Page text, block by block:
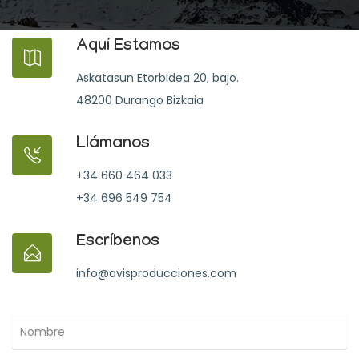
Aquí Estamos
Askatasun Etorbidea 20, bajo.
48200 Durango Bizkaia
Llámanos
+34 660 464 033
+34 696 549 754
Escríbenos
info@avisproducciones.com